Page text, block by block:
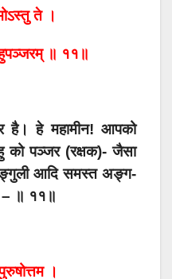
ते ।
॥ ११॥
है। हे महामीन! आपको
को पञ्जर (रक्षक)- जैसा
आदि समस्त अङ्ग-
– ॥ ११॥
।